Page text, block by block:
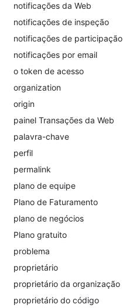
notificações da Web
notificações de inspeção
notificações de participação
notificações por email
o token de acesso
organization
origin
painel Transações da Web
palavra-chave
perfil
permalink
plano de equipe
Plano de Faturamento
plano de negócios
Plano gratuito
problema
proprietário
proprietário da organização
proprietário do código